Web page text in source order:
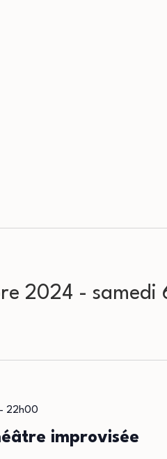
2024 - samedi
improvisée
- 22h00